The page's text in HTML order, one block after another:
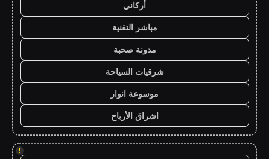
أركاني
مباشر التقنية
مدونة صحبة
شرقيات السياحة
موسوعة انوار
اشراق الأرباح
!